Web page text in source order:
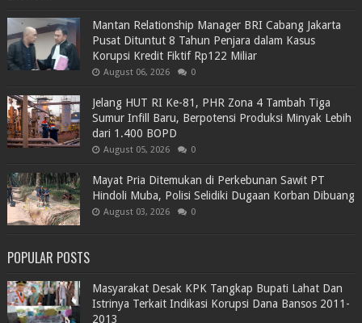
Mantan Relationship Manager BRI Cabang Jakarta
Pusat Dituntut 8 Tahun Penjara dalam Kasus
Korupsi Kredit Fiktif Rp122 Miliar
August 06, 2026 0
Jelang HUT RI Ke-81, PHR Zona 4 Tambah Tiga
Sumur Infill Baru, Berpotensi Produksi Minyak Lebih
dari 1.400 BOPD
August 05, 2026 0
Mayat Pria Ditemukan di Perkebunan Sawit PT
Hindoli Muba, Polisi Selidiki Dugaan Korban Dibuang
August 03, 2026 0
POPULAR POSTS
Masyarakat Desak KPK Tangkap Bupati Lahat Dan
Istrinya Terkait Indikasi Korupsi Dana Bansos 2011-
2013